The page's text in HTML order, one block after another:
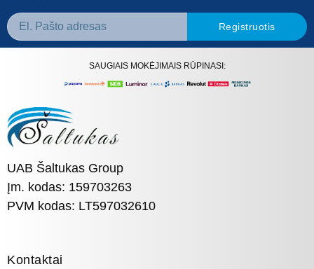
Registruotis
SAUGIAIS MOKĖJIMAIS RŪPINASI:
UAB Šaltukas Group
Įm. kodas: 159703263
PVM kodas: LT597032610
Kontaktai